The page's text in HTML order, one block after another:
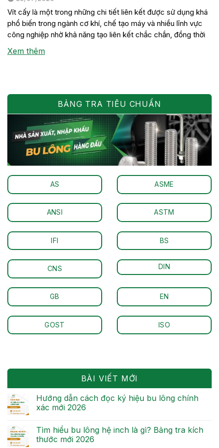
Vít cấy là một trong những chi tiết liên kết được sử dụng khá
phổ biến trong ngành cơ khí, chế tạo máy và nhiều lĩnh vực
công nghiệp nhờ khả năng tạo liên kết chắc chắn, đồng thời
thuận tiện cho việc tháo lắp khi cần bảo trì hoặc thay thế thiết
bị. Mặc […]
Xem thêm
BẢNG TRA TIÊU CHUẨN
AS ASME
ANSI ASTM
IFI BS
CNS DIN
GB EN
GOST ISO
BÀI VIẾT MỚI
Hướng dẫn cách đọc ký hiệu bu lông chính
xác mới 2026
Tìm hiểu bu lông hệ inch là gì? Bảng tra kích
thước mới 2026